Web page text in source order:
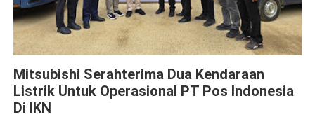
Mitsubishi Serahterima Dua Kendaraan
Listrik Untuk Operasional PT Pos Indonesia
Di IKN